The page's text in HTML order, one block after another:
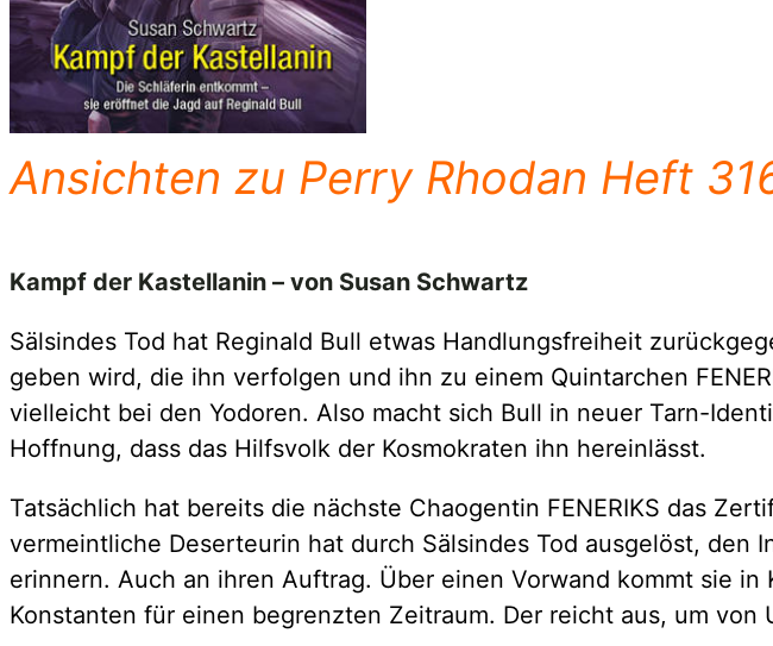
Ansichten zu Perry Rhodan Heft
Kampf der Kastellanin – von Susan Schwartz
Sälsindes Tod hat Reginald Bull etwas Handlungsfreiheit
geben wird, die ihn verfolgen und ihn zu einem Quintarchen
vielleicht bei den Yodoren. Also macht sich Bull in neuer Tarn-
Hoffnung, dass das Hilfsvolk der Kosmokraten ihn hereinlässt.
Tatsächlich hat bereits die nächste Chaogentin FENERIKS das
vermeintliche Deserteurin hat durch Sälsindes Tod ausgelöst,
erinnern. Auch an ihren Auftrag. Über einen Vorwand kommt sie
Konstanten für einen begrenzten Zeitraum. Der reicht aus, um